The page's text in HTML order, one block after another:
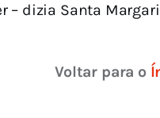
– dizia Santa
Voltar para o